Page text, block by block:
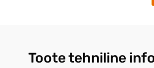
Toote tehniline